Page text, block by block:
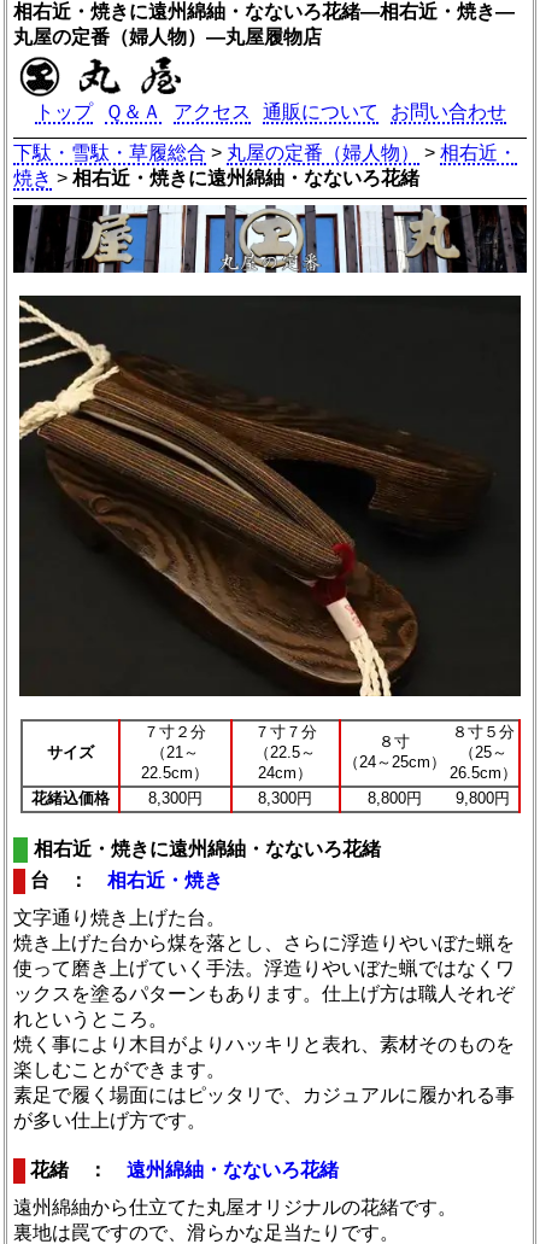
相右近・焼きに遠州綿紬・なないろ花緒―相右近・焼き―
丸屋の定番（婦人物）―丸屋履物店
トップ Ｑ＆Ａ アクセス 通販について
お問い合わせ
下駄・雪駄・草履総合 > 丸屋の定番（婦人物） >相右近・
焼き >相右近・焼きに遠州綿紬・なないろ花緒
サイズ
７寸２分
（21～
22.5cm）
７寸７分
（22.5～
24cm）
８寸
（24～25cm）
８寸５分
（25～
26.5cm）
花緒込価格
8,300円 8,300円 8,800円 9,800円
相右近・焼きに遠州綿紬・なないろ花緒
台 ：相右近・焼き
文字通り焼き上げた台。
焼き上げた台から煤を落とし、さらに浮造りやいぼた蝋を
使って磨き上げていく手法。浮造りやいぼた蝋ではなくワ
ックスを塗るパターンもあります。仕上げ方は職人それぞ
れというところ。
焼く事により木目がよりハッキリと表れ、素材そのものを
楽しむことができます。
素足で履く場面にはピッタリで、カジュアルに履かれる事
が多い仕上げ方です。
花緒 ：遠州綿紬・なないろ花緒
遠州綿紬から仕立てた丸屋オリジナルの花緒です。
裏地は罠ですので、滑らかな足当たりです。